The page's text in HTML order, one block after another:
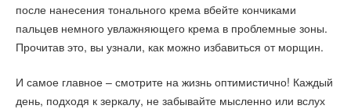
после нанесения тонального крема вбейте кончиками
пальцев немного увлажняющего крема в проблемные зоны.
Прочитав это, вы узнали, как можно избавиться от морщин.
И самое главное – смотрите на жизнь оптимистично! Каждый
день, подходя к зеркалу, не забывайте мысленно или вслух